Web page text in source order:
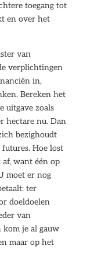
toegang tot
en over het
van
verplichtingen
in,
Bereken het
uitgave zoals
hectare nu. Dan
bezighoudt
futures. Hoe lost
want één op
moet er nog
ter
doeldoelen
van
kom je al gauw
maar op het